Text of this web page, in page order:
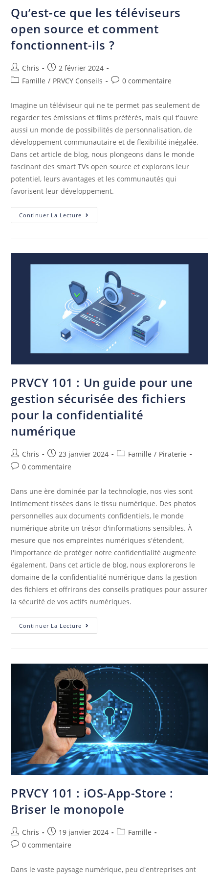
Qu’est-ce que les téléviseurs
open source et comment
fonctionnent-ils ?
Chris
2 février 2024
Famille / PRVCY Conseils 0 commentaire
Imagine un téléviseur qui ne te permet pas seulement de
regarder tes émissions et films préférés, mais qui t'ouvre
aussi un monde de possibilités de personnalisation, de
développement communautaire et de flexibilité inégalée.
Dans cet article de blog, nous plongeons dans le monde
fascinant des smart TVs open source et explorons leur
potentiel, leurs avantages et les communautés qui
favorisent leur développement.
Continuer La Lecture
PRVCY 101 : Un guide pour une
gestion sécurisée des fichiers
pour la confidentialité
numérique
Chris 23 janvier 2024 Famille / Piraterie
0 commentaire
Dans une ère dominée par la technologie, nos vies sont
intimement tissées dans le tissu numérique. Des photos
personnelles aux documents confidentiels, le monde
numérique abrite un trésor d'informations sensibles. À
mesure que nos empreintes numériques s'étendent,
l'importance de protéger notre confidentialité augmente
également. Dans cet article de blog, nous explorerons le
domaine de la confidentialité numérique dans la gestion
des fichiers et offrirons des conseils pratiques pour assurer
la sécurité de vos actifs numériques.
Continuer La Lecture
PRVCY 101 : iOS-App-Store :
Briser le monopole
Chris 19 janvier 2024
Famille
0 commentaire
Dans le vaste paysage numérique, peu d'entreprises ont